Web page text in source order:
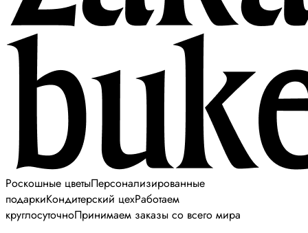
Роскошные цветыПерсонализированные
подаркиКондитерский цехРаботаем
круглосуточноПринимаем заказы со всего мира